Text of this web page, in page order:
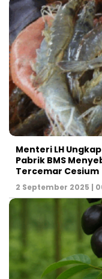
Menteri LH
Pabrik BMS
Tercemar Cesium
2 September 2025 |